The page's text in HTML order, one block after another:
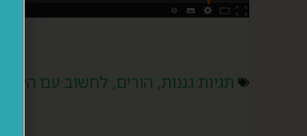
תגיות גננות, הורים, לחשוב עם הילדים